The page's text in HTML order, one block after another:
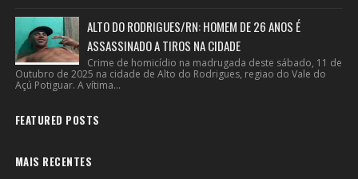
ALTO DO RODRIGUES/RN: HOMEM DE 26 ANOS É
ASSASSINADO A TIROS NA CIDADE
Crime de homicídio na madrugada deste sábado, 11 de
Outubro de 2025 na cidade de Alto do Rodrigues, regiao do Vale do
Açú Potiguar. A vítima...
FEATURED POSTS
MAIS RECENTES